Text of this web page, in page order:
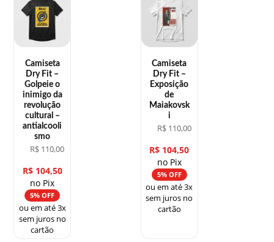
Camiseta
Dry Fit –
Golpeie o
inimigo da
revolução
cultural –
antialcooli
smo
R$ 110,00
R$104,50
no Pix
5% OFF
ou em até 3x
sem juros no
cartão
Camiseta
Dry Fit –
Exposição
de
Maiakovsk
i
R$110,00
R$ 104,50
no Pix
5% OFF
ou em até 3x
sem juros no
cartão